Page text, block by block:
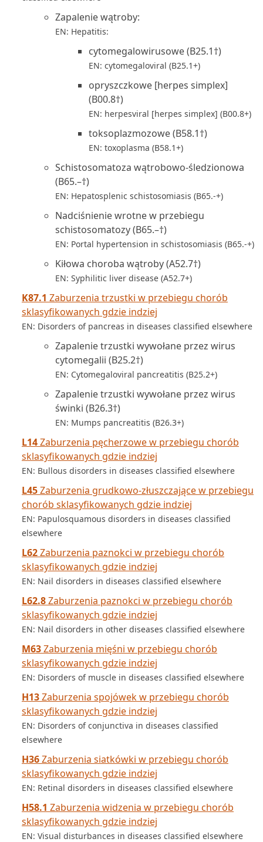
Zapalenie wątroby:
EN: Hepatitis:
cytomegalowirusowe (B25.1†)
EN: cytomegaloviral (B25.1+)
opryszczkowe [herpes simplex]
(B00.8†)
EN: herpesviral [herpes simplex] (B00.8+)
toksoplazmozowe (B58.1†)
EN: toxoplasma (B58.1+)
Schistosomatoza wątrobowo-śledzionowa
(B65.–†)
EN: Hepatosplenic schistosomiasis (B65.-+)
Nadciśnienie wrotne w przebiegu
schistosomatozy (B65.–†)
EN: Portal hypertension in schistosomiasis (B65.-+)
Kiłowa choroba wątroby (A52.7†)
EN: Syphilitic liver disease (A52.7+)
K87.1 Zaburzenia trzustki w przebiegu chorób
sklasyfikowanych gdzie indziej
EN: Disorders of pancreas in diseases classified elsewhere
Zapalenie trzustki wywołane przez wirus
cytomegalii (B25.2†)
EN: Cytomegaloviral pancreatitis (B25.2+)
Zapalenie trzustki wywołane przez wirus
świnki (B26.3†)
EN: Mumps pancreatitis (B26.3+)
L14Zaburzenia pęcherzowe w przebiegu chorób
sklasyfikowanych gdzie indziej
EN: Bullous disorders in diseases classified elsewhere
L45Zaburzenia grudkowo-złuszczające w przebiegu
chorób sklasyfikowanych gdzie indziej
EN: Papulosquamous disorders in diseases classified
elsewhere
L62Zaburzenia paznokci w przebiegu chorób
sklasyfikowanych gdzie indziej
EN: Nail disorders in diseases classified elsewhere
L62.8Zaburzenia paznokci w przebiegu chorób
sklasyfikowanych gdzie indziej
EN: Nail disorders in other diseases classified elsewhere
M63Zaburzenia mięśni w przebiegu chorób
sklasyfikowanych gdzie indziej
EN: Disorders of muscle in diseases classified elsewhere
H13Zaburzenia spojówek w przebiegu chorób
sklasyfikowanych gdzie indziej
EN: Disorders of conjunctiva in diseases classified
elsewhere
H36Zaburzenia siatkówki w przebiegu chorób
sklasyfikowanych gdzie indziej
EN: Retinal disorders in diseases classified elsewhere
H58.1 Zaburzenia widzenia w przebiegu chorób
sklasyfikowanych gdzie indziej
EN: Visual disturbances in diseases classified elsewhere